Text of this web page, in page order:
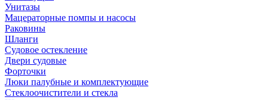
Унитазы
Мацераторные помпы и насосы
Раковины
Шланги
Судовое остекление
Двери судовые
Форточки
Люки палубные и комплектующие
Стеклоочистители и стекла